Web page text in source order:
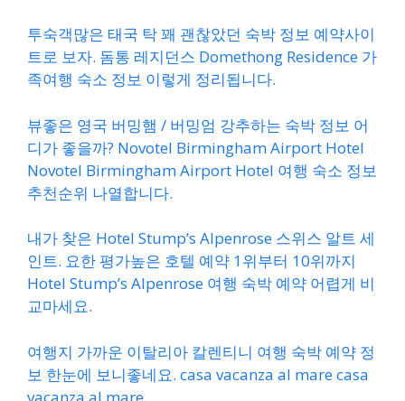
투숙객많은 태국 탁 꽤 괜찮았던 숙박 정보 예약사이
트로 보자. 돔통 레지던스 Domethong Residence 가
족여행 숙소 정보 이렇게 정리됩니다.
뷰좋은 영국 버밍햄 / 버밍엄 강추하는 숙박 정보 어
디가 좋을까? Novotel Birmingham Airport Hotel
Novotel Birmingham Airport Hotel 여행 숙소 정보
추천순위 나열합니다.
내가 찾은 Hotel Stump’s Alpenrose 스위스 알트 세
인트. 요한 평가높은 호텔 예약 1위부터 10위까지
Hotel Stump’s Alpenrose 여행 숙박 예약 어렵게 비
교마세요.
여행지 가까운 이탈리아 칼렌티니 여행 숙박 예약 정
보 한눈에 보니좋네요. casa vacanza al mare casa
vacanza al mare